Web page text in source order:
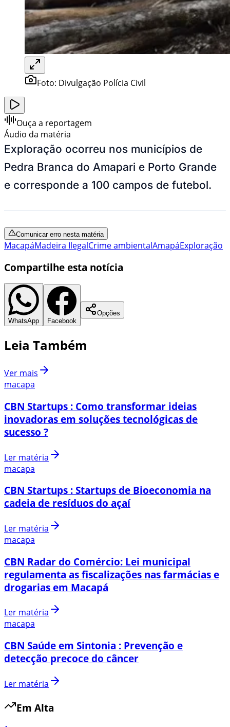
Foto: Divulgação Polícia Civil
Ouça a reportagem
Áudio da matéria
Exploração ocorreu nos municípios de
Pedra Branca do Amapari e Porto Grande
e corresponde a 100 campos de futebol.
Comunicar erro nesta matéria
MacapáMadeira IlegalCrime ambientalAmapáExploração
Compartilhe esta notícia
WhatsApp Facebook
Opções
Leia Também
Ver mais
macapa
CBN Startups : Como transformar ideias
inovadoras em soluções tecnológicas de
sucesso ?
Ler matéria
macapa
CBN Startups : Startups de Bioeconomia na
cadeia de resíduos do açaí
Ler matéria
macapa
CBN Radar do Comércio: Lei municipal
regulamenta as fiscalizações nas farmácias e
drogarias em Macapá
Ler matéria
macapa
CBN Saúde em Sintonia : Prevenção e
detecção precoce do câncer
Ler matéria
Em Alta